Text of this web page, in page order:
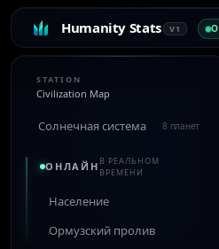
Humanity Stats V1
STATION
Civilization Map
Солнечная система 8 планет
ОНЛАЙН В РЕАЛЬНОМ
ВРЕМЕНИ
Население
Ормузский пролив